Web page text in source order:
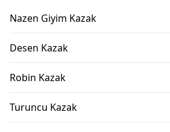
Nazen Giyim Kazak
Desen Kazak
Robin Kazak
Turuncu Kazak